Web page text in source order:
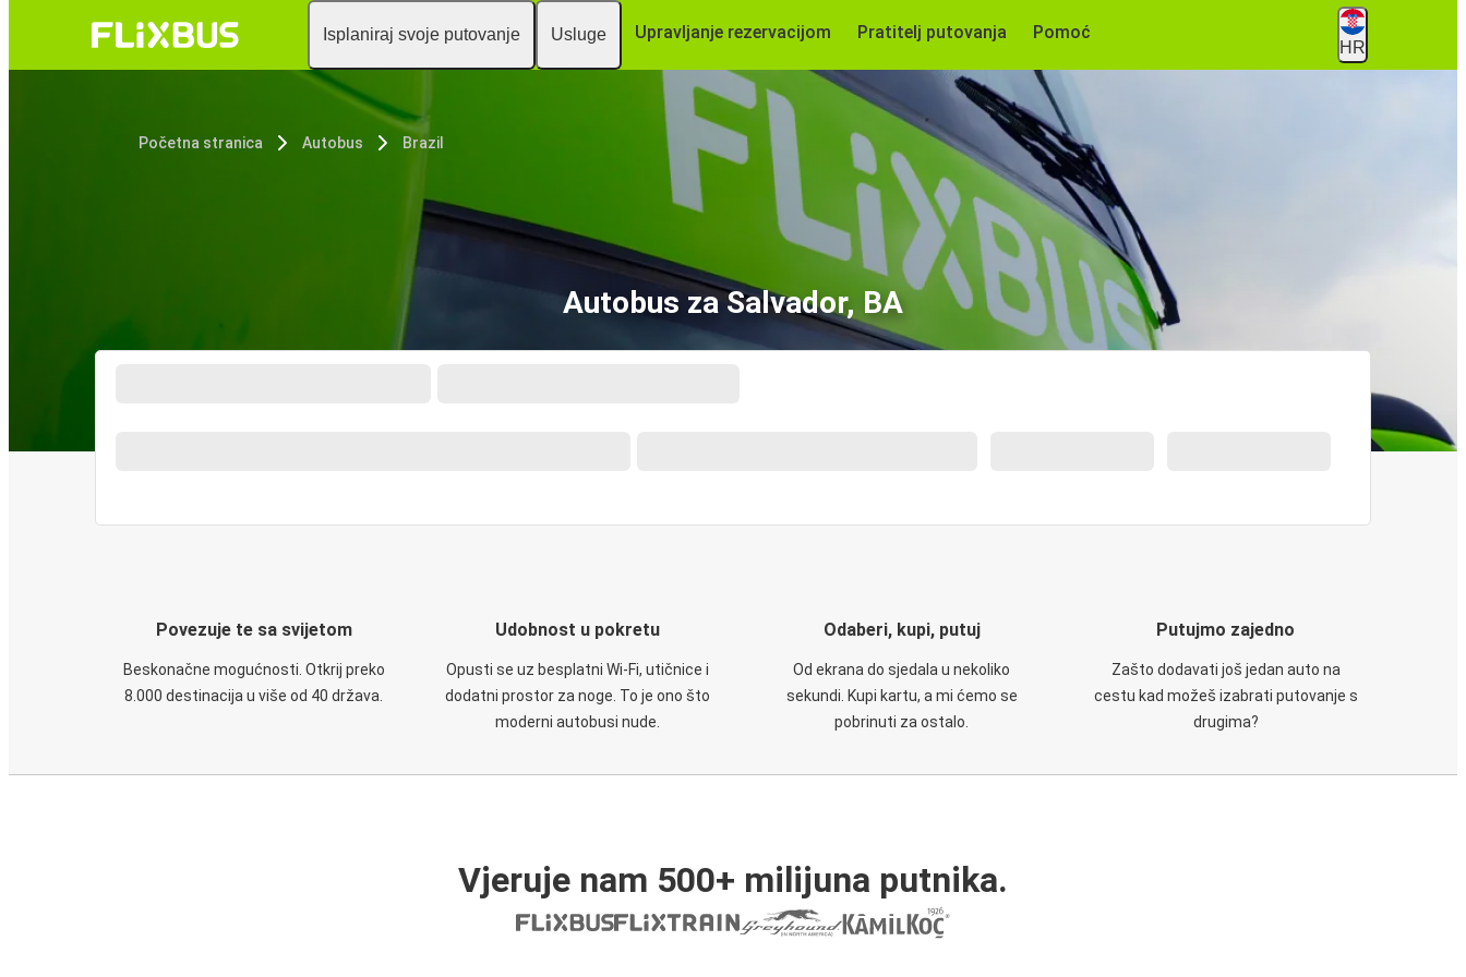
Isplaniraj svoje putovanje Usluge Upravljanje rezervacijom Pratitelj putovanja Pomoć
HR
Početna stranica Autobus Brazil
Autobus za Salvador, BA
Povezuje te sa svijetom
Beskonačne mogućnosti. Otkrij preko
8.000 destinacija u više od 40 država.
Udobnost u pokretu
Opusti se uz besplatni Wi-Fi, utičnice i
dodatni prostor za noge. To je ono što
moderni autobusi nude.
Odaberi, kupi, putuj
Od ekrana do sjedala u nekoliko
sekundi. Kupi kartu, a mi ćemo se
pobrinuti za ostalo.
Putujmo zajedno
Zašto dodavati još jedan auto na
cestu kad možeš izabrati putovanje s
drugima?
Vjeruje nam 500+ milijuna putnika.